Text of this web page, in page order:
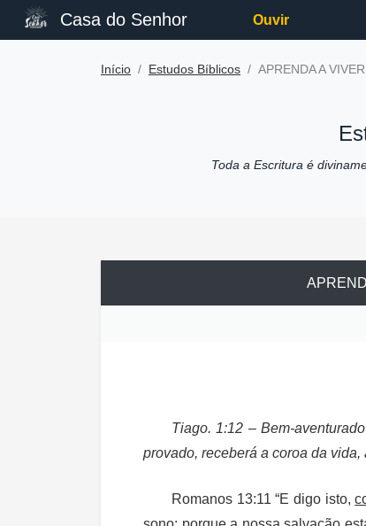
Casa do Senhor Ouvir
Início Estudos Bíblicos APRENDA A
Toda a Escritura é
Tiago. 1:12 – Bem-
provado, receberá a coroa da vida,
Romanos 13:11 “E digo isto,